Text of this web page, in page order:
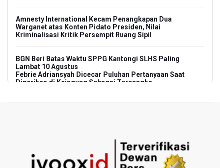
Amnesty International Kecam Penangkapan Dua
Warganet atas Konten Pidato Presiden, Nilai
Kriminalisasi Kritik Persempit Ruang Sipil
BGN Beri Batas Waktu SPPG Kantongi SLHS Paling
Lambat 10 Agustus
Febrie Adriansyah Dicecar Puluhan Pertanyaan Saat
Diperiksa di Kejagung Sebagai Tersangka
SEA V Cup 2026: Timnas Voli Putri Indonesia Menang
Lawan Vietnam 3-2